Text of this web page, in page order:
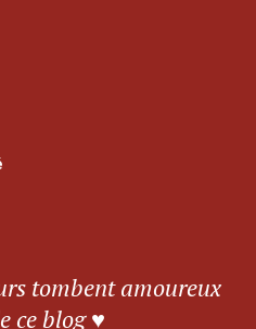
tombent amoureux
ce blog ♥